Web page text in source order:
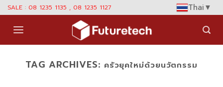
Skip
content
SALE : 08 1235 1135 , 08 1235 1127 Thai▼
TAG ARCHIVES: ครัวยุคใหม่ด้วยนวัตกรรม